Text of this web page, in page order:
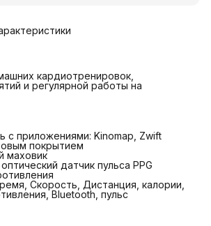
кардиотренировок,
и регулярной работы на
с приложениями: Kinomap, Zwift
покрытием
маховик
датчик пульса PPG
Скорость, Дистанция, калории,
Bluetooth, пульс